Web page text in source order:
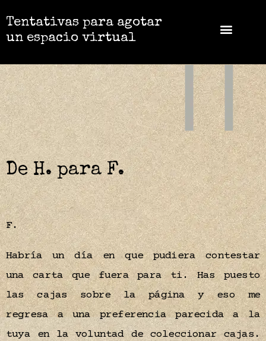
Tentativas para agotar
un espacio virtual
De H. para F.
F.
Habría un día en que pudiera contestar
una carta que fuera para ti. Has puesto
las cajas sobre la página y eso me
regresa a una preferencia parecida a la
tuya en la voluntad de coleccionar cajas.